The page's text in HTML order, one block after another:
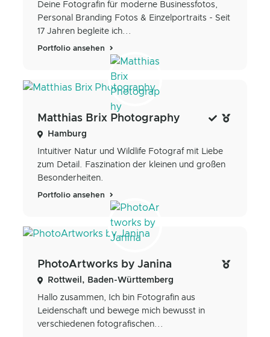
Deine Fotografin für moderne Businessfotos,
Personal Branding Fotos & Einzelportraits - Seit
17 Jahren begleite ich...
Portfolio ansehen
Matthias Brix Photography
Hamburg
Intuitiver Natur und Wildlife Fotograf mit Liebe
zum Detail. Faszination der kleinen und großen
Besonderheiten.
Portfolio ansehen
PhotoArtworks by Janina
Rottweil, Baden-Württemberg
Hallo zusammen, Ich bin Fotografin aus
Leidenschaft und bewege mich bewusst in
verschiedenen fotografischen...